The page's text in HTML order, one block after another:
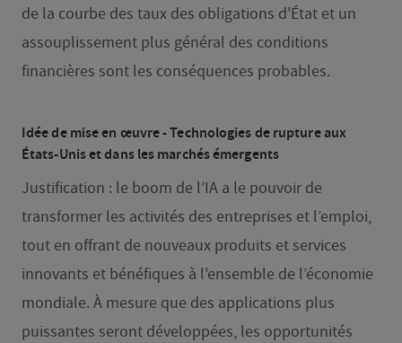
de la courbe des taux des obligations d'État et un
assouplissement plus général des conditions
financières sont les conséquences probables.
Idée de mise en œuvre - Technologies de rupture aux
États-Unis et dans les marchés émergents
Justification : le boom de l’IA a le pouvoir de
transformer les activités des entreprises et l’emploi,
tout en offrant de nouveaux produits et services
innovants et bénéfiques à l'ensemble de l’économie
mondiale. À mesure que des applications plus
puissantes seront développées, les opportunités